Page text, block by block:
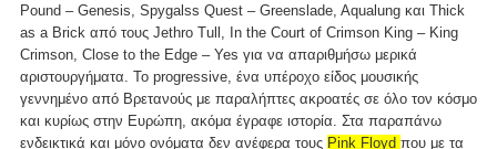
Pound – Genesis, Spygalss Quest – Greenslade, Aqualung και Thick
as a Brick από τους Jethro Tull, In the Court of Crimson King – King
Crimson, Close to the Edge – Yes για να απαριθμήσω μερικά
αριστουργήματα. To progressive, ένα υπέροχο είδος μουσικής
γεννημένο από Βρετανούς με παραλήπτες ακροατές σε όλο τον κόσμο
και κυρίως στην Ευρώπη, ακόμα έγραφε ιστορία. Στα παραπάνω
ενδεικτικά και μόνο ονόματα δεν ανέφερα τους Pink Floyd που με τα